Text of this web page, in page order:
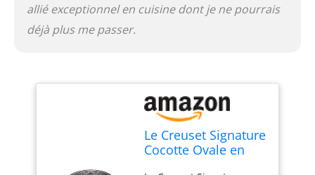
allié exceptionnel en cuisine dont je ne pourrais
déjà plus me passer.
Le Creuset Signature
Cocotte Ovale en